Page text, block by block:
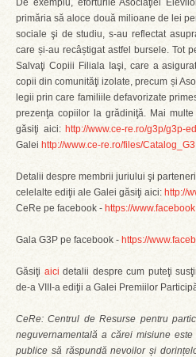
De exemplu, eforturile Asociaţiei
primăria să aloce două milioane de lei
sociale şi de studiu, s-au reflectat
care și-au recâștigat astfel bursele. Tot
Salvaţi Copiii Filiala Iaşi, care a
copii din comunităţi izolate, precum și
legii prin care familiile defavorizate
prezenţa copiilor la grădiniţă. Mai
găsiţi aici: http://www.ce-re.ro/g3p/g3p-
Galei http://www.ce-re.ro/files/
Detalii despre membrii juriului şi
celelalte ediţii ale Galei găsiţi aici: http://
CeRe pe facebook - https://
Gala G3P pe facebook - https://
Găsiţi aici detalii despre cum puteţi
de-a VIII-a ediţii a Galei Premiilor
CeRe: Centrul de Resurse pentru
neguvernamentală a cărei misiune
publice să răspundă nevoilor și